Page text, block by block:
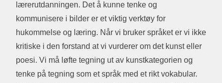
lærerutdanningen. Det å kunne tenke og
kommunisere i bilder er et viktig verktøy for
hukommelse og læring. Når vi bruker språket er vi ikke
kritiske i den forstand at vi vurderer om det kunst eller
poesi. Vi må løfte tegning ut av kunstkategorien og
tenke på tegning som et språk med et rikt vokabular.